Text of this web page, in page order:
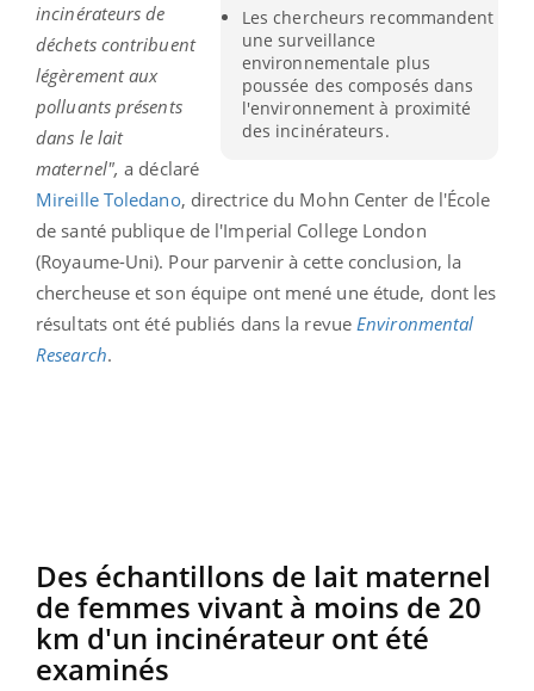
Les chercheurs recommandent
une surveillance
environnementale plus
poussée des composés dans
l'environnement à proximité
des incinérateurs.
incinérateurs de
déchets contribuent
légèrement aux
polluants présents
dans le lait
maternel", a déclaré
Mireille Toledano, directrice du Mohn Center de l'École
de santé publique de l'Imperial College London
(Royaume-Uni). Pour parvenir à cette conclusion, la
chercheuse et son équipe ont mené une étude, dont les
résultats ont été publiés dans la revueEnvironmental
Research.
Des échantillons de lait maternel
de femmes vivant à moins de 20
km d'un incinérateur ont été
examinés